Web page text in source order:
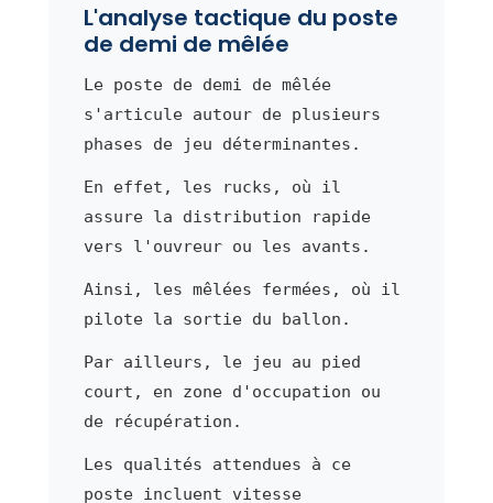
L'analyse tactique du poste
de demi de mêlée
Le poste de demi de mêlée
s'articule autour de plusieurs
phases de jeu déterminantes.
En effet, les rucks, où il
assure la distribution rapide
vers l'ouvreur ou les avants.
Ainsi, les mêlées fermées, où il
pilote la sortie du ballon.
Par ailleurs, le jeu au pied
court, en zone d'occupation ou
de récupération.
Les qualités attendues à ce
poste incluent vitesse